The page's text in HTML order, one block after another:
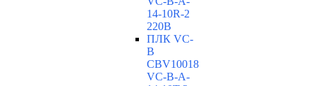
14-10R-2
220В
ПЛК VC-
B
CBV10018
VC-В-A-